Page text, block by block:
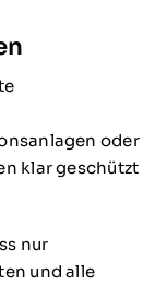
oder
klar geschützt
nur
und alle